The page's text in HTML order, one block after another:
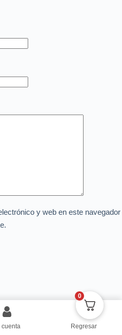
y web en este navegador
cuenta Regresar
0